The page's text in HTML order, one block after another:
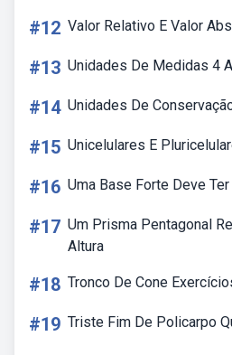
#12 Valor Relativo E Valor
#13 Unidades De Medidas 4
#14 Unidades De
#15 Unicelulares E
#16 Uma Base Forte Deve
#17 Um Prisma Pentagonal
Altura
#18 Tronco De Cone
#19 Triste Fim De Policarpo